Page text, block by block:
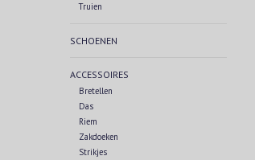
Truien
SCHOENEN
ACCESSOIRES
Bretellen
Das
Riem
Zakdoeken
Strikjes